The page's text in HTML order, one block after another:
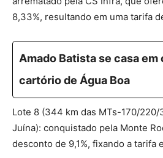
8,33%, resultando em uma tarifa
Amado Batista se casa
cartório de Água Boa
Lote 8 (344 km das MTs-170/
Juína): conquistado pela Monte
desconto de 9,1%, fixando a tarifa